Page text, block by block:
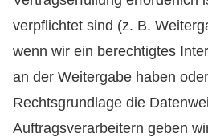
verpflichtet sind (z. B.
wenn wir ein berechtigtes
an der Weitergabe haben
Rechtsgrundlage die
Auftragsverarbeitern geben